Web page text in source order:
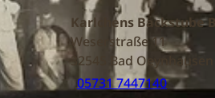
Karlchens Backstube
Weserstraße 11
32545
Bad Oeynhausen
05731 7447140